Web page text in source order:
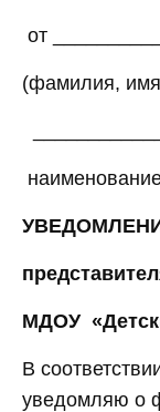
от
(фамилия,
МДОУ
В
уведомляю о